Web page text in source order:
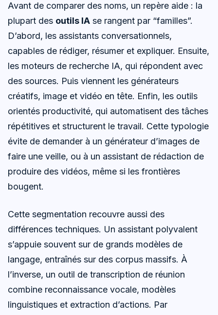
Avant de comparer des noms, un repère aide : la
plupart des outils IA se rangent par “familles”.
D’abord, les assistants conversationnels,
capables de rédiger, résumer et expliquer. Ensuite,
les moteurs de recherche IA, qui répondent avec
des sources. Puis viennent les générateurs
créatifs, image et vidéo en tête. Enfin, les outils
orientés productivité, qui automatisent des tâches
répétitives et structurent le travail. Cette typologie
évite de demander à un générateur d’images de
faire une veille, ou à un assistant de rédaction de
produire des vidéos, même si les frontières
bougent.
Cette segmentation recouvre aussi des
différences techniques. Un assistant polyvalent
s’appuie souvent sur de grands modèles de
langage, entraînés sur des corpus massifs. À
l’inverse, un outil de transcription de réunion
combine reconnaissance vocale, modèles
linguistiques et extraction d’actions. Par